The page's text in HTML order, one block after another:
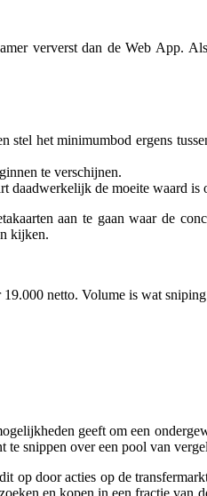
ververst dan de Web App.
het minimumbod ergens
te verschijnen.
de moeite waard is
aan te gaan waar de
kijken.
netto. Volume is wat
geeft om een
snippen over een pool van
op door acties op de